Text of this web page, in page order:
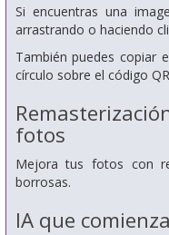
Si encuentras una
arrastrando o haciendo
También puedes copiar
círculo sobre el código
fotos
Mejora tus fotos con
borrosas.
IA que